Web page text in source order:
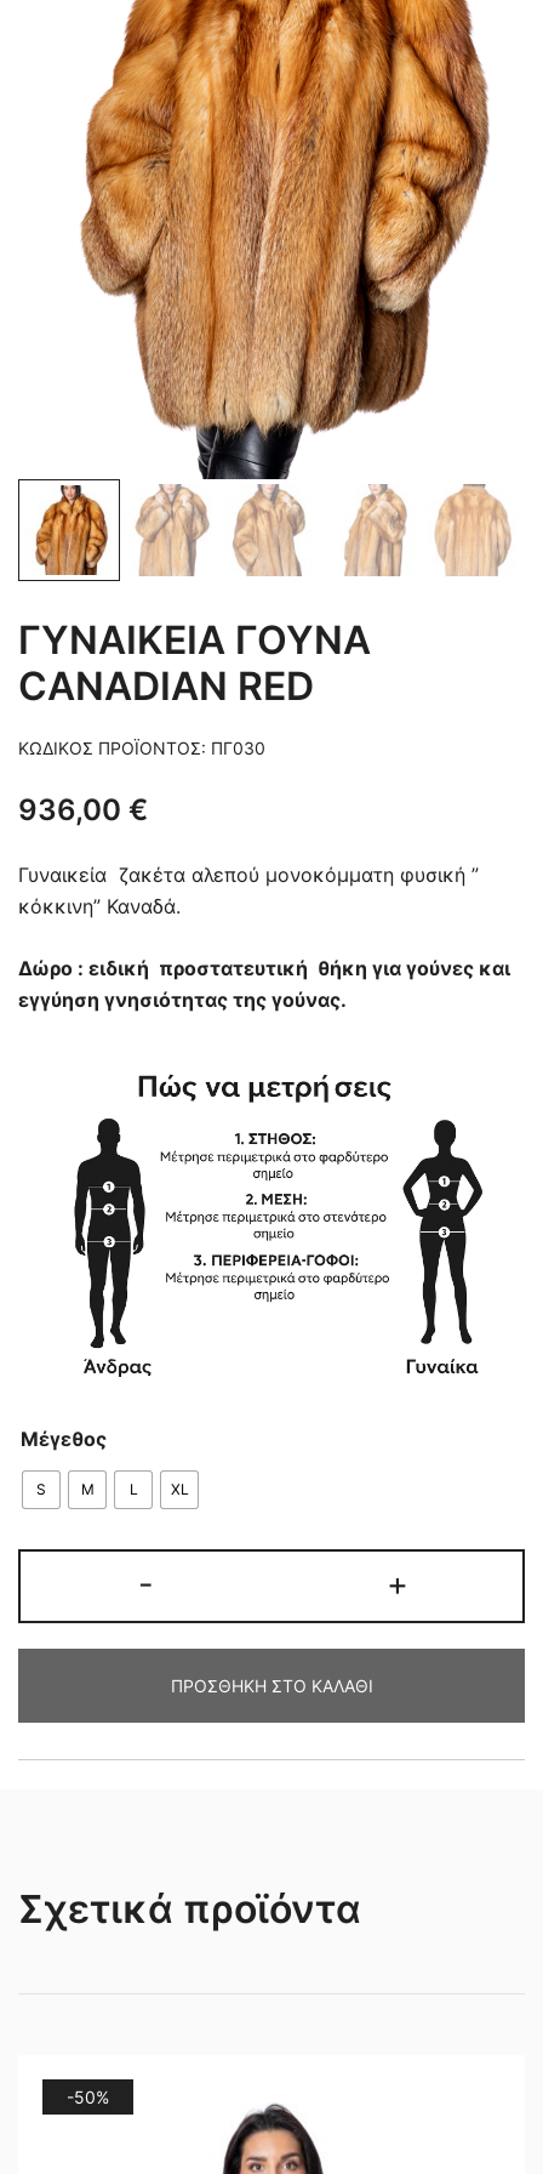
ΓΥΝΑΙΚΕΙΑ ΓΟΥΝΑ
CANADIAN RED
ΚΩΔΙΚΌΣ ΠΡΟΪΌΝΤΟΣ: ΠΓ030
936,00 €
Γυναικεία ζακέτα αλεπού μονοκόμματη φυσική ”
κόκκινη” Καναδά.
Δώρο : ειδική προστατευτική θήκη για γούνες και
εγγύηση γνησιότητας της γούνας.
Μέγεθος
S M L XL
-
CANADIAN
ποσότητα
+
ΠΡΟΣΘΉΚΗ ΣΤΟ ΚΑΛΆΘΙ
Σχετικά προϊόντα
-50%